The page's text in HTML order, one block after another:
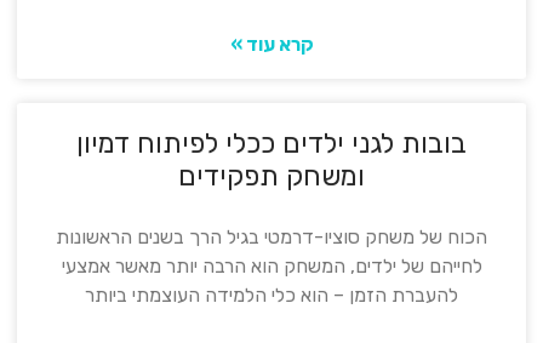
קרא עוד »
בובות לגני ילדים ככלי לפיתוח דמיון
ומשחק תפקידים
הכוח של משחק סוציו-דרמטי בגיל הרך בשנים הראשונות
לחייהם של ילדים, המשחק הוא הרבה יותר מאשר אמצעי
להעברת הזמן – הוא כלי הלמידה העוצמתי ביותר